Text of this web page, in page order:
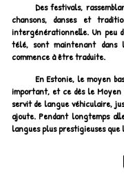
Des festivals,
chansons, danses et
intergénérationnelle. Un peu
télé, sont maintenant dans
commence à être traduite.
En Estonie, le moyen
important, et ce dès le
servit de langue véhiculaire,
ajoute. Pendant longtemps
langues plus prestigieuses